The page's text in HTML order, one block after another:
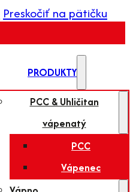
Preskočiť na pätičku
PRODUKTY
PCC & Uhličitan
vápenatý
PCC
Vápenec